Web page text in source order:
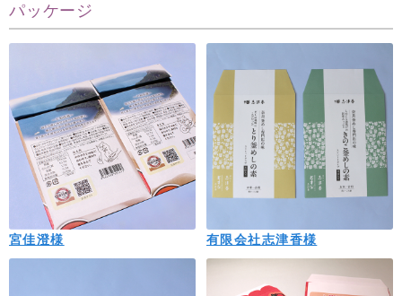
パッケージ
宮佳澄様 有限会社志津香様